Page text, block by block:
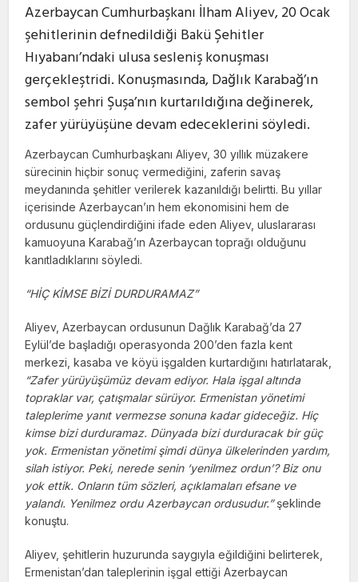
Azerbaycan Cumhurbaşkanı İlham Aliyev, 20 Ocak
şehitlerinin defnedildiği Bakü Şehitler
Hıyabanı’ndaki ulusa sesleniş konuşması
gerçekleştridi. Konuşmasında, Dağlık Karabağ’ın
sembol şehri Şuşa’nın kurtarıldığına değinerek,
zafer yürüyüşüne devam edeceklerini söyledi.
Azerbaycan Cumhurbaşkanı Aliyev, 30 yıllık müzakere
sürecinin hiçbir sonuç vermediğini, zaferin savaş
meydanında şehitler verilerek kazanıldığı belirtti. Bu yıllar
içerisinde Azerbaycan’ın hem ekonomisini hem de
ordusunu güçlendirdiğini ifade eden Aliyev, uluslararası
kamuoyuna Karabağ’ın Azerbaycan toprağı olduğunu
kanıtladıklarını söyledi.
“HİÇ KİMSE BİZİ DURDURAMAZ”
Aliyev, Azerbaycan ordusunun Dağlık Karabağ’da 27
Eylül’de başladığı operasyonda 200’den fazla kent
merkezi, kasaba ve köyü işgalden kurtardığını hatırlatarak,
“Zafer yürüyüşümüz devam ediyor. Hala işgal altında
topraklar var, çatışmalar sürüyor. Ermenistan yönetimi
taleplerime yanıt vermezse sonuna kadar gideceğiz. Hiç
kimse bizi durduramaz. Dünyada bizi durduracak bir güç
yok. Ermenistan yönetimi şimdi dünya ülkelerinden yardım,
silah istiyor. Peki, nerede senin ‘yenilmez ordun’? Biz onu
yok ettik. Onların tüm sözleri, açıklamaları efsane ve
yalandı. Yenilmez ordu Azerbaycan ordusudur.”şeklinde
konuştu.
Aliyev, şehitlerin huzurunda saygıyla eğildiğini belirterek,
Ermenistan’dan taleplerinin işgal ettiği Azerbaycan